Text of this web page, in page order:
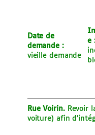
Date de
demande :
vieille demande
e
Rue Voirin.Revoir
voiture) afin